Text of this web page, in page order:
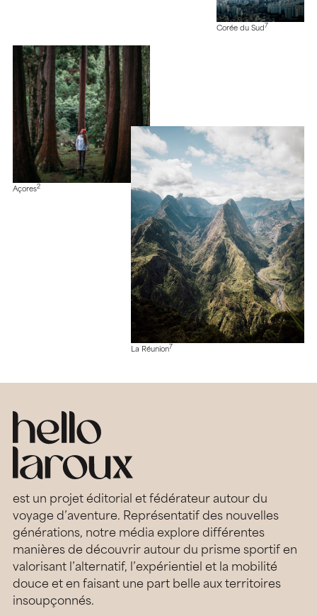
Corée du Sud 7
Açores2
La Réunion7
est un projet éditorial et fédérateur autour du
voyage d’aventure. Représentatif des nouvelles
générations, notre média explore différentes
manières de découvrir autour du prisme sportif en
valorisant l’alternatif, l’expérientiel et la mobilité
douce et en faisant une part belle aux territoires
insoupçonnés.